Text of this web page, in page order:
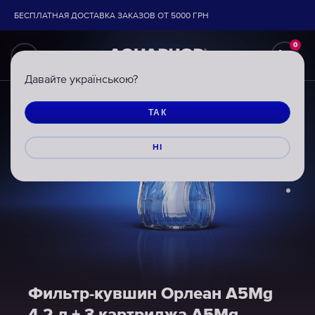
Давайте українською?
ТАК
НІ
0
БЕСПЛАТНАЯ ДОСТАВКА ЗАКАЗОВ ОТ 5000 ГРН
Фильтр-кувшин Орлеан А5Mg
Фильтр-кувшин Орлеан А5Mg
Фильтр-кувшин Орлеан А5Mg